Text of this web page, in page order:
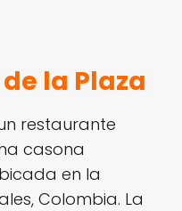
de la Plaza
restaurante
casona
en la
Colombia. La